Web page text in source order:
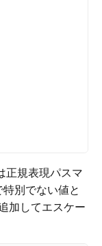
正規表現パスマ
特別でない値と
加してエスケー